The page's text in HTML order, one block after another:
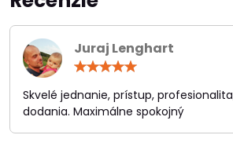
Juraj Lenghart
/
5
Skvelé jednanie, prístup,
dodania. Maximálne spokojný